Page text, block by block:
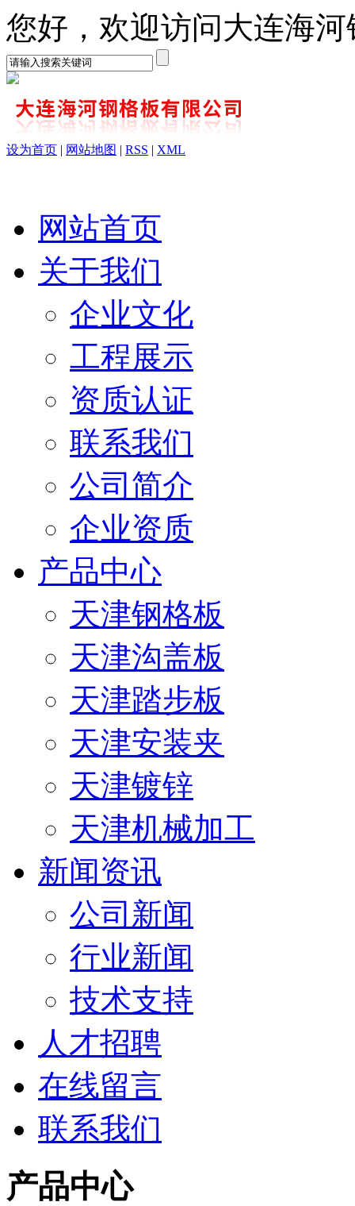
您好，欢迎访问大连海
设为首页 | 网站地图 | RSS | XML
网站首页
关于我们
企业文化
工程展示
资质认证
联系我们
公司简介
企业资质
产品中心
天津钢格板
天津沟盖板
天津踏步板
天津安装夹
天津镀锌
天津机械加工
新闻资讯
公司新闻
行业新闻
技术支持
人才招聘
在线留言
联系我们
产品中心